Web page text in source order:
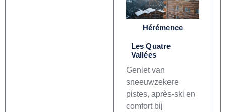
Hérémence
Les Quatre
Vallées
Geniet van
sneeuwzekere
pistes, après-ski en
comfort bij